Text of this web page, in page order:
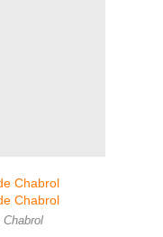
Chabrol